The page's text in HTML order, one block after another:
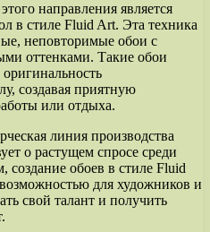
направления является
в стиле Fluid Art. Эта техника
неповторимые обои с
оттенками. Такие обои
создавая приятную
или отдыха.
линия производства
о растущем спросе среди
создание обоев в стиле Fluid
для художников и
свой талант и получить